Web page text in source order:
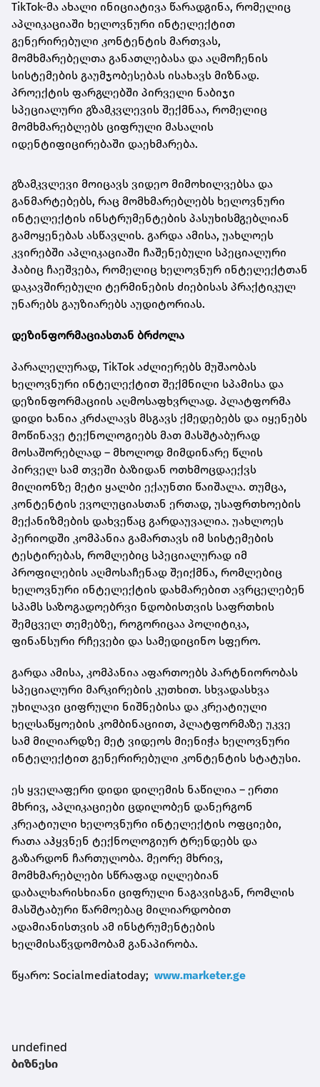
TikTok-მა ახალი ინიციატივა წარადგინა, რომელიც
აპლიკაციაში ხელოვნური ინტელექტით
გენერირებული კონტენტის მართვას,
მომხმარებელთა განათლებასა და აღმოჩენის
სისტემების გაუმჯობესებას ისახავს მიზნად.
პროექტის ფარგლებში პირველი ნაბიჯი
სპეციალური გზამკვლევის შექმნაა, რომელიც
მომხმარებლებს ციფრული მასალის
იდენტიფიცირებაში დაეხმარება.
გზამკვლევი მოიცავს ვიდეო მიმოხილვებსა და
განმარტებებს, რაც მომხმარებლებს ხელოვნური
ინტელექტის ინსტრუმენტების პასუხისმგებლიან
გამოყენებას ასწავლის. გარდა ამისა, უახლოეს
კვირებში აპლიკაციაში ჩაშენებული სპეციალური
ჰაბიც ჩაეშვება, რომელიც ხელოვნურ ინტელექტთან
დაკავშირებული ტერმინების ძიებისას პრაქტიკულ
უნარებს გაუზიარებს აუდიტორიას.
დეზინფორმაციასთან ბრძოლა
პარალელურად, TikTok აძლიერებს მუშაობას
ხელოვნური ინტელექტით შექმნილი სპამისა და
დეზინფორმაციის აღმოსაფხვრლად. პლატფორმა
დიდი ხანია კრძალავს მსგავს ქმედებებს და იყენებს
მოწინავე ტექნოლოგიებს მათ მასშტაბურად
მოსაშორებლად – მხოლოდ მიმდინარე წლის
პირველ სამ თვეში ბაზიდან ოთხმოცდაექვს
მილიონზე მეტი ყალბი ექაუნთი წაიშალა. თუმცა,
კონტენტის ევოლუციასთან ერთად, უსაფრთხოების
მექანიზმების დახვეწაც გარდაუვალია. უახლოეს
პერიოდში კომპანია გამართავს იმ სისტემების
ტესტირებას, რომლებიც სპეციალურად იმ
პროფილების აღმოსაჩენად შეიქმნა, რომლებიც
ხელოვნური ინტელექტის დახმარებით ავრცელებენ
სპამს საზოგადოებრვი ნდობისთვის საფრთხის
შემცველ თემებზე, როგორიცაა პოლიტიკა,
ფინანსური რჩევები და სამედიცინო სფერო.
გარდა ამისა, კომპანია აფართოებს პარტნიორობას
სპეციალური მარკირების კუთხით. სხვადასხვა
უხილავი ციფრული ნიშნებისა და კრეატიული
ხელსაწყოების კომბინაციით, პლატფორმაზე უკვე
სამ მილიარდზე მეტ ვიდეოს მიენიჭა ხელოვნური
ინტელექტით გენერირებული კონტენტის სტატუსი.
ეს ყველაფერი დიდი დილემის ნაწილია – ერთი
მხრივ, აპლიკაციები ცდილობენ დანერგონ
კრეატიული ხელოვნური ინტელექტის ოფციები,
რათა აჰყვნენ ტექნოლოგიურ ტრენდებს და
გაზარდონ ჩართულობა. მეორე მხრივ,
მომხმარებლები სწრაფად იღლებიან
დაბალხარისხიანი ციფრული ნაგავისგან, რომლის
მასშტაბური წარმოებაც მილიარდობით
ადამიანისთვის ამ ინსტრუმენტების
ხელმისაწვდომობამ განაპირობა.
წყარო: Socialmediatoday; www.marketer.ge
undefined
ბიზნესი